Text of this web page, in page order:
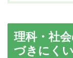
理科・社
づきにくい